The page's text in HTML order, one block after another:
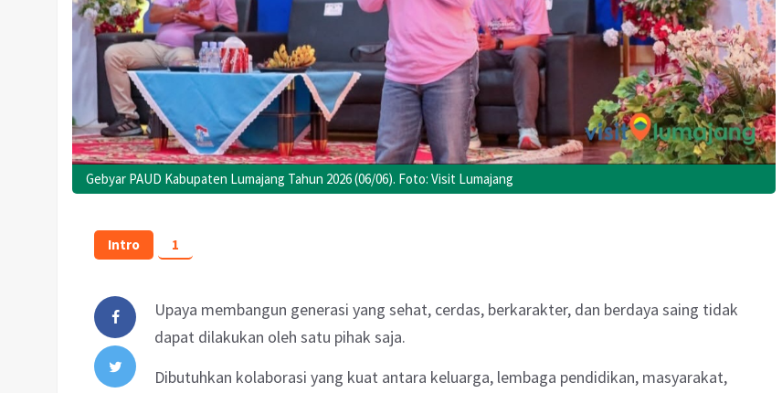
Gebyar PAUD Kabupaten Lumajang Tahun 2026 (06/06). Foto: Visit Lumajang
Intro 1
Upaya membangun generasi yang sehat, cerdas, berkarakter, dan berdaya saing tidak
dapat dilakukan oleh satu pihak saja.
Dibutuhkan kolaborasi yang kuat antara keluarga, lembaga pendidikan, masyarakat,